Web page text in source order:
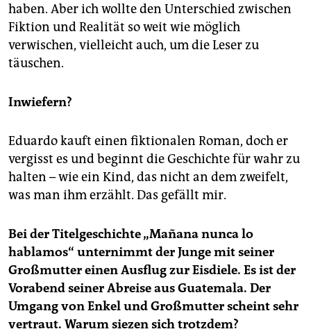
haben. Aber ich wollte den Unterschied zwischen
Fiktion und Realität so weit wie möglich
verwischen, vielleicht auch, um die Leser zu
täuschen.
Inwiefern?
Eduardo kauft einen fiktionalen Roman, doch er
vergisst es und beginnt die Geschichte für wahr zu
halten – wie ein Kind, das nicht an dem zweifelt,
was man ihm erzählt. Das gefällt mir.
Bei der Titelgeschichte „Mañana nunca lo
hablamos“ unternimmt der Junge mit seiner
Großmutter einen Ausflug zur Eisdiele. Es ist der
Vorabend seiner Abreise aus Guatemala. Der
Umgang von Enkel und Großmutter scheint sehr
vertraut. Warum siezen sich trotzdem?